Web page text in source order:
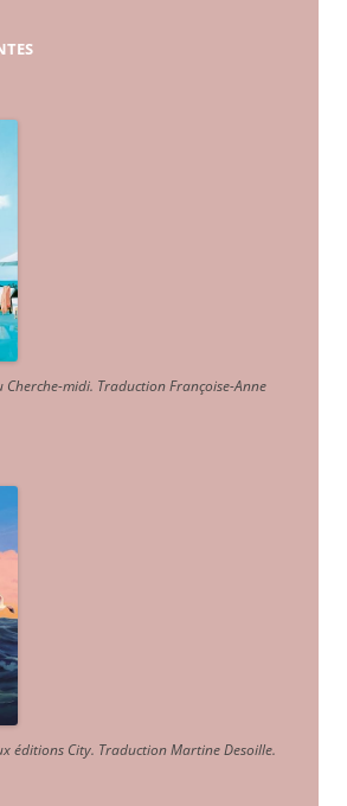
midi. Traduction Françoise-Anne
éditions City. Traduction Martine Desoille.